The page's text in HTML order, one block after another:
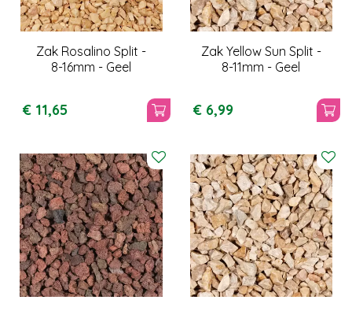
Zak Rosalino Split -
8-16mm - Geel
€ 11,65
Zak Yellow Sun Split -
8-11mm - Geel
€ 6,99